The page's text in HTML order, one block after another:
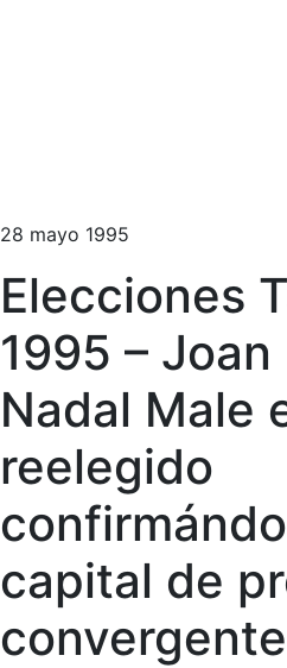
28 mayo 1995
Elecciones
1995 –
Nadal Male
reelegido
capital de
convergente